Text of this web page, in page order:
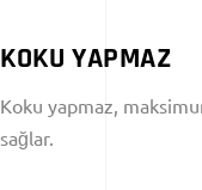
KOKU YAPMAZ
Koku yapmaz,
sağlar.